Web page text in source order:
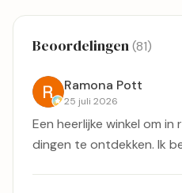
Beoordelingen(81)
Ramona Pott
25 juli 2026
Een heerlijke winkel om
dingen te ontdekken. Ik